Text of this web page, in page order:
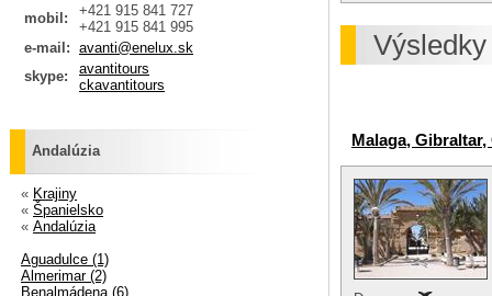
Malaga,
mobil:
+421 915 841 727
+421 915 841 995
e-mail: avanti@enelux.sk
skype:
avantitours
ckavantitours
Andalúzia
« Krajiny
« Španielsko
« Andalúzia
Aguadulce (1)
Almerimar (2)
Benalmádena (6)